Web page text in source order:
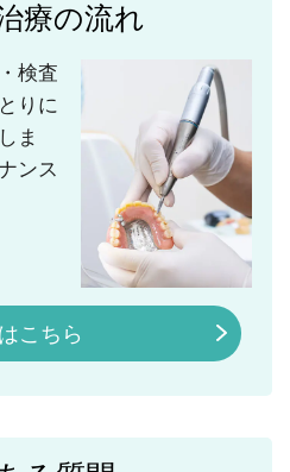
療の流れ
検査
りに
ま
ンス
こちら